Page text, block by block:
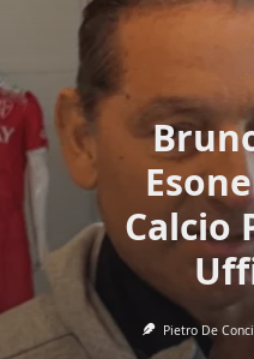
Calcio
Pietro De